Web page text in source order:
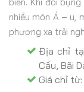
nhiều món Á – u,
phương xa trải
Địa chỉ
Cầu, Bãi
Giá chỉ